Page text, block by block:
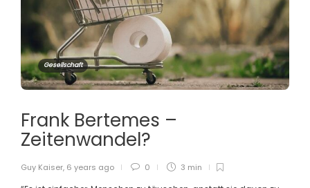
Gesellschaft
Frank Bertemes –
Zeitenwandel?
Guy Kaiser, 6 years ago 0 3 min